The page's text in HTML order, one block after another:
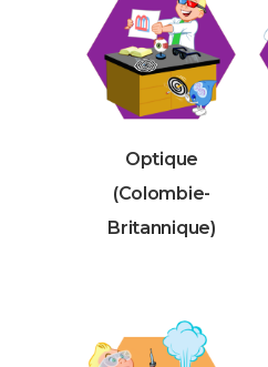
Optique
(Colombie-
Britannique)